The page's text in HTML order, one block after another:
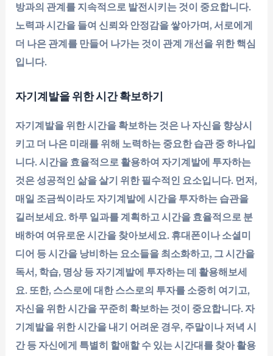
방과의 관계를 지속적으로 발전시키는 것이 중요합니다.
노력과 시간을 들여 신뢰와 안정감을 쌓아가며, 서로에게
더 나은 관계를 만들어 나가는 것이 관계 개선을 위한 핵심
입니다.
자기계발을 위한 시간 확보하기
자기계발을 위한 시간을 확보하는 것은 나 자신을 향상시
키고 더 나은 미래를 위해 노력하는 중요한 습관 중 하나입
니다. 시간을 효율적으로 활용하여 자기계발에 투자하는
것은 성공적인 삶을 살기 위한 필수적인 요소입니다. 먼저,
매일 조금씩이라도 자기계발에 시간을 투자하는 습관을
길러보세요. 하루 일과를 계획하고 시간을 효율적으로 분
배하여 여유로운 시간을 찾아보세요. 휴대폰이나 소셜미
디어 등 시간을 낭비하는 요소들을 최소화하고, 그 시간을
독서, 학습, 명상 등 자기계발에 투자하는 데 활용해보세
요. 또한, 스스로에 대한 스스로의 투자를 소중히 여기고,
자신을 위한 시간을 꾸준히 확보하는 것이 중요합니다. 자
기계발을 위한 시간을 내기 어려운 경우, 주말이나 저녁 시
간 등 자신에게 특별히 할애할 수 있는 시간대를 찾아 활용